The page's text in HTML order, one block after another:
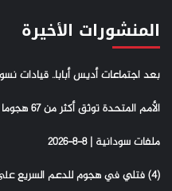
المنشورات الأخيرة
بعد اجتماعات أديس أبابا.. قيادات
الأمم المتحدة توثق أكثر من 67 هجوما على المدارس في السودان
ملفات سودانية | 8-8-2026
(4) فتلي في هجوم للدعم السريع على منطقة (التميد) شمال كردفان